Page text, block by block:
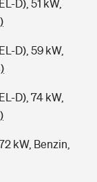
D), 51 kW,
D), 59 kW,
D), 74 kW,
kW, Benzin,